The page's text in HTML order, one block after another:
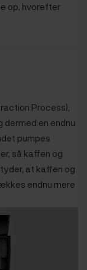
op, hvorefter
Process),
en endnu
pumpes
så kaffen og
at kaffen og
endnu mere